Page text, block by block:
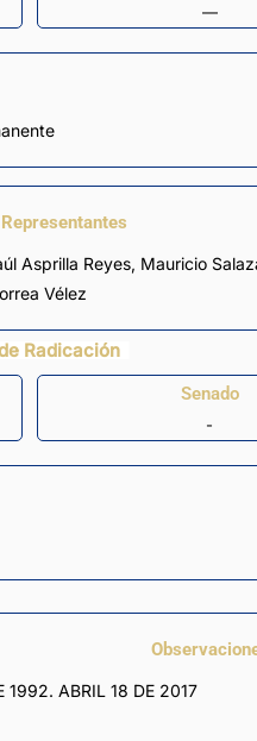
—
Asprilla Reyes, Mauricio
Vélez
Radicación
Senado
-
1992. ABRIL 18 DE 2017